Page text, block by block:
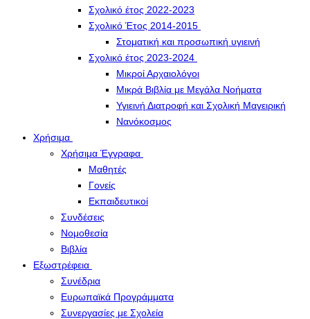
Σχολικό έτος 2022-2023
Σχολικό Έτος 2014-2015
Στοματική και προσωπική υγιεινή
Σχολικό έτος 2023-2024
Μικροί Αρχαιολόγοι
Μικρά Βιβλία με Μεγάλα Νοήματα
Υγιεινή Διατροφή και Σχολική Μαγειρική
Νανόκοσμος
Χρήσιμα
Χρήσιμα Έγγραφα
Μαθητές
Γονείς
Εκπαιδευτικοί
Συνδέσεις
Νομοθεσία
Βιβλία
Εξωστρέφεια
Συνέδρια
Ευρωπαϊκά Προγράμματα
Συνεργασίες με Σχολεία